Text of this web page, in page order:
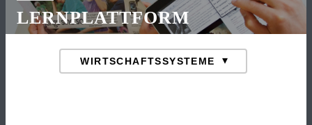
LERNPLATTFORM